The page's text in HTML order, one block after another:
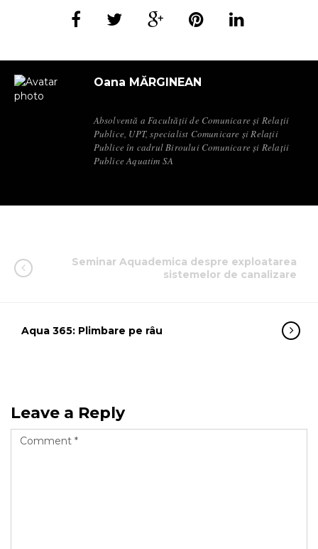
Oana MĂRGINEAN
Absolventă a Facultății de Comunicare și Relații
Publice, UPT, specialist Comunicare și Relații
Publice în cadrul Biroului Comunicare și Relații
Publice Aquatim SA
Seminar Aquademica despre exploatarea
sistemelor de canalizare
Aqua 365: Plimbare pe râu
Leave a Reply